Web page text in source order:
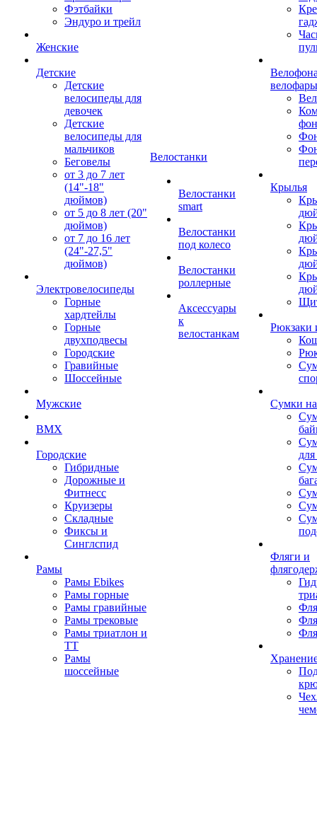
Фэтбайки
Эндуро и трейл
Женские
Детские
Детские
велосипеды для
девочек
Детские
велосипеды для
мальчиков
Беговелы
от 3 до 7 лет
(14"-18"
дюймов)
от 5 до 8 лет (20"
дюймов)
от 7 до 16 лет
(24"-27,5"
дюймов)
Электровелосипеды
Горные
хардтейлы
Горные
двухподвесы
Городские
Гравийные
Шоссейные
Мужские
BMX
Городские
Гибридные
Дорожные и
Фитнесс
Круизеры
Складные
Фиксы и
Синглспид
Рамы
Рамы Ebikes
Рамы горные
Рамы гравийные
Рамы трековые
Рамы триатлон и
ТТ
Рамы
шоссейные
Велостанки
Велостанки
smart
Велостанки
под колесо
Велостанки
роллерные
Аксессуары
к
велостанкам
велофары
Крылья
Рюкзаки
Сумки
Фляги и